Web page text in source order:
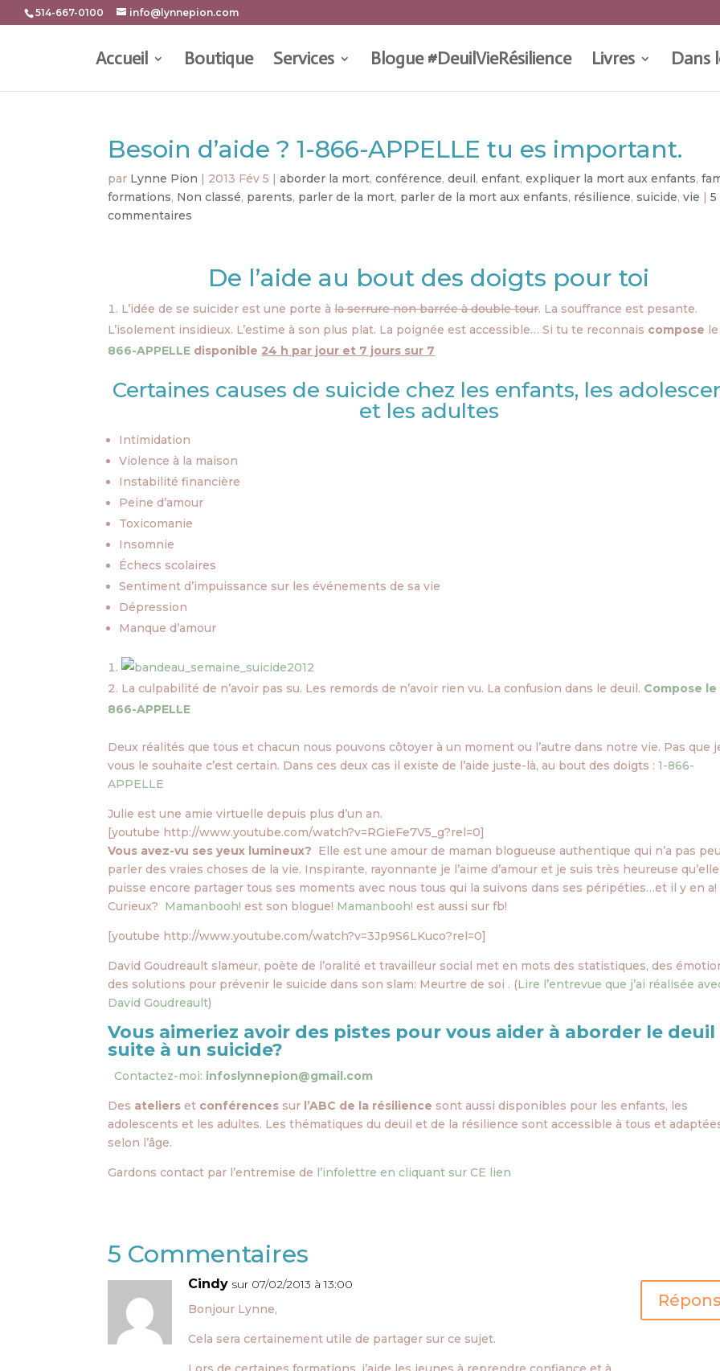
514-667-0100 info@lynnepion.com
Accueil Boutique Services Blogue #DeuilVieRésilience Livres Dans
Besoin d’aide ? 1-866-APPELLE tu es important.
par Lynne Pion | 2013 Fév 5 |aborder la mort,conférence,deuil,enfant,expliquer la mort aux enfants,
formations, Non classé, parents, parler de la mort, parler de la mort aux enfants, résilience,suicide,vie |5
commentaires
De l’aide au bout des doigts pour toi
L’idée de se suicider est une porte àla serrure non barrée à double tour. La souffrance est pesante.
L’isolement insidieux. L’estime à son plus plat. La poignée est accessible… Si tu te reconnais compose le
866-APPELLE disponible 24 h par jour et 7 jours sur 7
Certaines causes de suicide chez les enfants, les
et les adultes
Intimidation
Violence à la maison
Instabilité financière
Peine d’amour
Toxicomanie
Insomnie
Échecs scolaires
Sentiment d’impuissance sur les événements de sa vie
Dépression
Manque d’amour
La culpabilité de n’avoir pas su. Les remords de n’avoir rien vu. La confusion dans le deuil. Compose le
866-APPELLE
Deux réalités que tous et chacun nous pouvons côtoyer à un moment ou l’autre dans notre vie. Pas que
vous le souhaite c’est certain. Dans ces deux cas il existe de l’aide juste-là, au bout des doigts :1-866-
APPELLE
Julie est une amie virtuelle depuis plus d’un an.
[youtube http://www.youtube.com/watch?v=RGieFe7V5_g?rel=0]
Vous avez-vu ses yeux lumineux? Elle est une amour de maman blogueuse authentique qui n’a pas
parler des vraies choses de la vie. Inspirante, rayonnante je l’aime d’amour et je suis très heureuse qu’elle
puisse encore partager tous ses moments avec nous tous qui la suivons dans ses péripéties…et il y en a!
Curieux? Mamanbooh! est son blogue! Mamanbooh! est aussi sur fb!
[youtube http://www.youtube.com/watch?v=3Jp9S6LKuco?rel=0]
David Goudreault slameur, poète de l’oralité et travailleur social met en mots des statistiques, des
des solutions pour prévenir le suicide dans son slam: Meurtre de soi . (Lire l’entrevue que j’ai réalisée
David Goudreault)
Vous aimeriez avoir des pistes pour vous aider à aborder le deuil
suite à un suicide?
Contactez-moi: infoslynnepion@gmail.com
Des ateliers et conférences sur l’ABC de la résilience sont aussi disponibles pour les enfants, les
adolescents et les adultes. Les thématiques du deuil et de la résilience sont accessible à tous et
selon l’âge.
Gardons contact par l’entremise de l’infolettre en cliquant sur CE lien
5 Commentaires
Cindy sur 07/02/2013 à 13:00
Bonjour Lynne,
Cela sera certainement utile de partager sur ce sujet.